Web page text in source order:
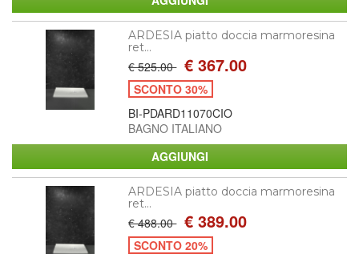
ARDESIA piatto doccia marmoresina
ret...
€ 525.00 € 367.00
SCONTO 30%
BI-PDARD11070CIO
BAGNO ITALIANO
ARDESIA piatto doccia marmoresina
ret...
€ 488.00 € 389.00
SCONTO 20%